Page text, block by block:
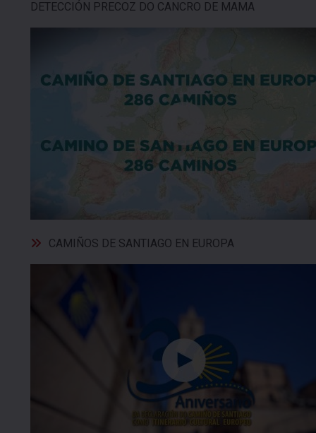
DETECCIÓN PRECOZ DO CANCRO DE MAMA
CAMIÑOS DE SANTIAGO EN EUROPA